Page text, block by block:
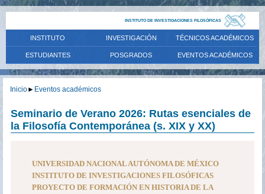
INSTITUTO DE INVESTIGACIONES FILOSÓFICAS
INSTITUTO INVESTIGACIÓN TÉCNICOS ACADÉMICOS
ESTUDIANTES POSGRADOS EVENTOS ACADÉMICOS
Inicio► Eventos académicos
Seminario de Verano 2026: Rutas esenciales de
la Filosofía Contemporánea (s. XIX y XX)
UNIVERSIDAD NACIONAL AUTÓNOMA DE MÉXICO
INSTITUTO DE INVESTIGACIONES FILOSÓFICAS
PROYECTO DE FORMACIÓN EN HISTORIA DE LA